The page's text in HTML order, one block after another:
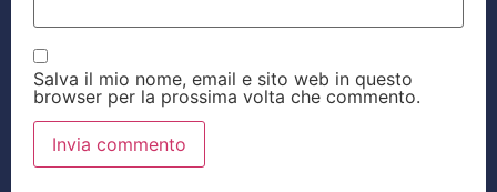
Salva il mio nome, email e sito web in questo
browser per la prossima volta che commento.